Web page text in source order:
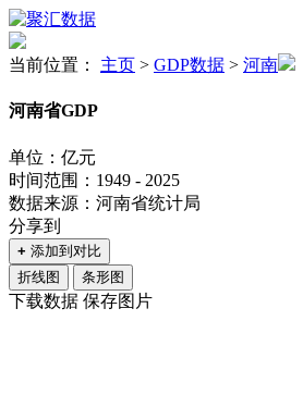
当前位置： 主页 > GDP数据 > 河南
河南省GDP
单位：亿元
时间范围：1949 - 2025
数据来源：河南省统计局
分享到
+ 添加到对比
折线图
条形图
下载数据 保存图片